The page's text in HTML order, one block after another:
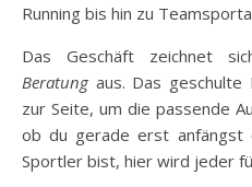
Running bis hin zu
Das Geschäft zeichnet
Beratungaus. Das geschulte
zur Seite, um die passende
ob du gerade erst
Sportler bist, hier wird jeder